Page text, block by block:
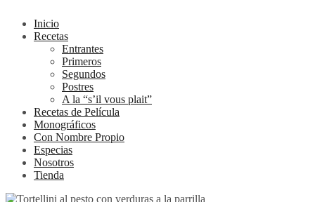
Inicio
Recetas
Entrantes
Primeros
Segundos
Postres
A la “s’il vous plait”
Recetas de Película
Monográficos
Con Nombre Propio
Especias
Nosotros
Tienda